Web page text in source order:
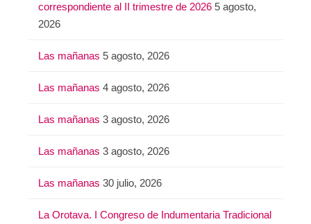
correspondiente al II trimestre de 2026 5 agosto,
2026
Las mañanas 5 agosto, 2026
Las mañanas 4 agosto, 2026
Las mañanas 3 agosto, 2026
Las mañanas 3 agosto, 2026
Las mañanas 30 julio, 2026
La Orotava. I Congreso de Indumentaria Tradicional